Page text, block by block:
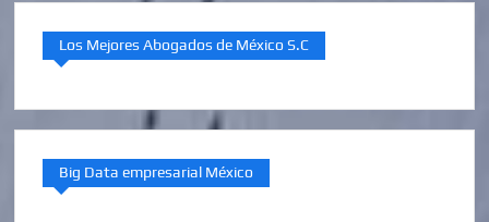
Los Mejores Abogados de México S.C
Big Data empresarial México